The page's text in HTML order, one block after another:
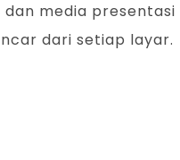
media presentasi
dari setiap layar.